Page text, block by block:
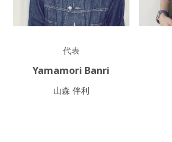
Access
代表
Yamamori Banri
山森 伴利